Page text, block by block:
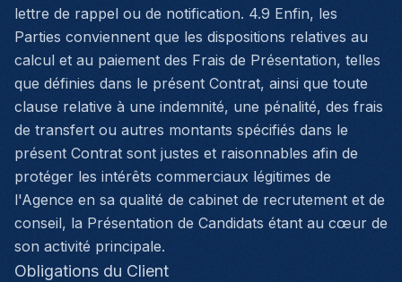
lettre de rappel ou de notification. 4.9 Enfin, les
Parties conviennent que les dispositions relatives au
calcul et au paiement des Frais de Présentation, telles
que définies dans le présent Contrat, ainsi que toute
clause relative à une indemnité, une pénalité, des frais
de transfert ou autres montants spécifiés dans le
présent Contrat sont justes et raisonnables afin de
protéger les intérêts commerciaux légitimes de
l'Agence en sa qualité de cabinet de recrutement et de
conseil, la Présentation de Candidats étant au cœur de
son activité principale.
Obligations du Client